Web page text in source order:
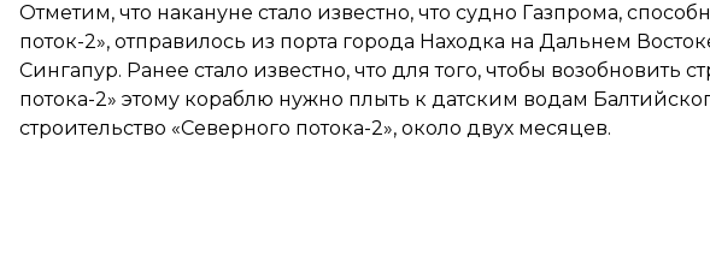
Отметим, что накануне стало известно, что судно Газпрома,
поток-2», отправилось из порта города Находка на Дальнем
Сингапур. Ранее стало известно, что для того, чтобы возобновить
потока-2» этому кораблю нужно плыть к датским водам
строительство «Северного потока-2», около двух месяцев.